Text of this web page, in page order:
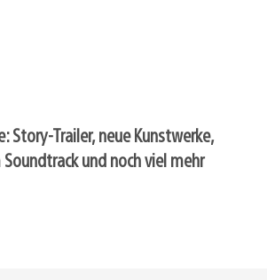
Story-Trailer, neue Kunstwerke,
und noch viel mehr